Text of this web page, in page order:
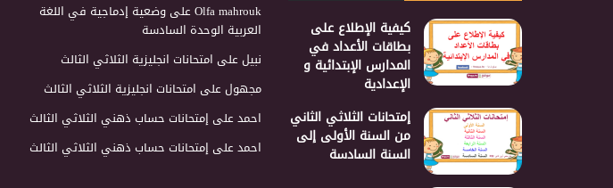
كيفية الإطلاع على
بطاقات الأعداد في
المدارس الإبتدائية و
الإعدادية
إمتحانات الثلاثي الثاني
من السنة الأولى إلى
السنة السادسة
Olfa mahroukعلىوضعية إدماجية في اللغة
العربية الوحدة السادسة
نبيلعلى امتحانات انجليزية الثلاثي الثالث
مجهولعلى امتحانات انجليزية الثلاثي الثالث
احمدعلى إمتحانات حساب ذهني الثلاثي الثالث
احمدعلى إمتحانات حساب ذهني الثلاثي الثالث